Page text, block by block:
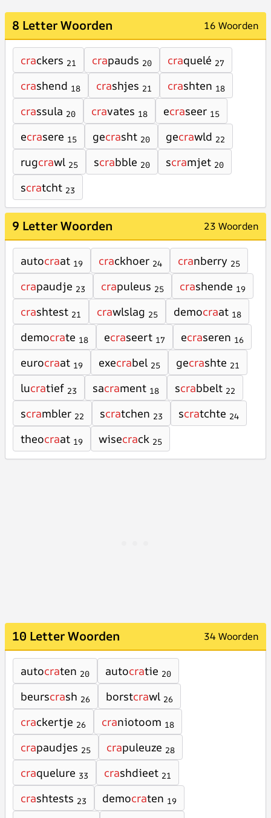
8 Letter Woorden 16 Woorden
crackers 21 crapauds 20 craquelé 27
crashend 18 crashjes 21 crashten 18
crassula 20 cravates 18 ecraseer 15
ecrasere 15 gecrasht 20 gecrawld 22
rugcrawl 25 scrabble 20 scramjet 20
scratcht 23
9 Letter Woorden 23 Woorden
autocraat 19 crackhoer 24 cranberry 25
crapaudje 23 crapuleus 25 crashende 19
crashtest 21 crawlslag 25 democraat 18
democrate 18 ecraseert 17 ecraseren 16
eurocraat 19 execrabel 25 gecrashte 21
lucratief 23 sacrament 18 scrabbelt 22
scrambler 22 scratchen 23 scratchte 24
theocraat 19 wisecrack 25
10 Letter Woorden 34 Woorden
autocraten 20 autocratie 20
beurscrash 26 borstcrawl 26
crackertje 26 craniotoom 18
crapaudjes 25 crapuleuze 28
craquelure 33 crashdieet 21
crashtests 23 democraten 19